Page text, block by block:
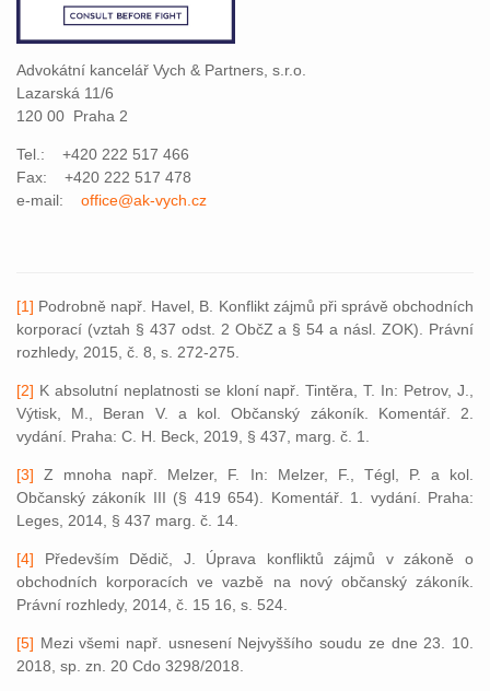
Advokátní kancelář Vych & Partners, s.r.o.
Lazarská 11/6
120 00 Praha 2
Tel.: +420 222 517 466
Fax: +420 222 517 478
e-mail: office@ak-vych.cz
[1] Podrobně např. Havel, B. Konflikt zájmů při správě obchodních
korporací (vztah § 437 odst. 2 ObčZ a § 54 a násl. ZOK). Právní
rozhledy, 2015, č. 8, s. 272-275.
[2] K absolutní neplatnosti se kloní např. Tintěra, T. In: Petrov, J.,
Výtisk, M., Beran V. a kol. Občanský zákoník. Komentář. 2.
vydání. Praha: C. H. Beck, 2019, § 437, marg. č. 1.
[3] Z mnoha např. Melzer, F. In: Melzer, F., Tégl, P. a kol.
Občanský zákoník III (§ 419 654). Komentář. 1. vydání. Praha:
Leges, 2014, § 437 marg. č. 14.
[4] Především Dědič, J. Úprava konfliktů zájmů v zákoně o
obchodních korporacích ve vazbě na nový občanský zákoník.
Právní rozhledy, 2014, č. 15 16, s. 524.
[5] Mezi všemi např. usnesení Nejvyššího soudu ze dne 23. 10.
2018, sp. zn. 20 Cdo 3298/2018.